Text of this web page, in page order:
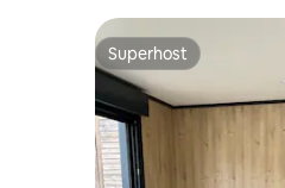
Superhost
Superhost